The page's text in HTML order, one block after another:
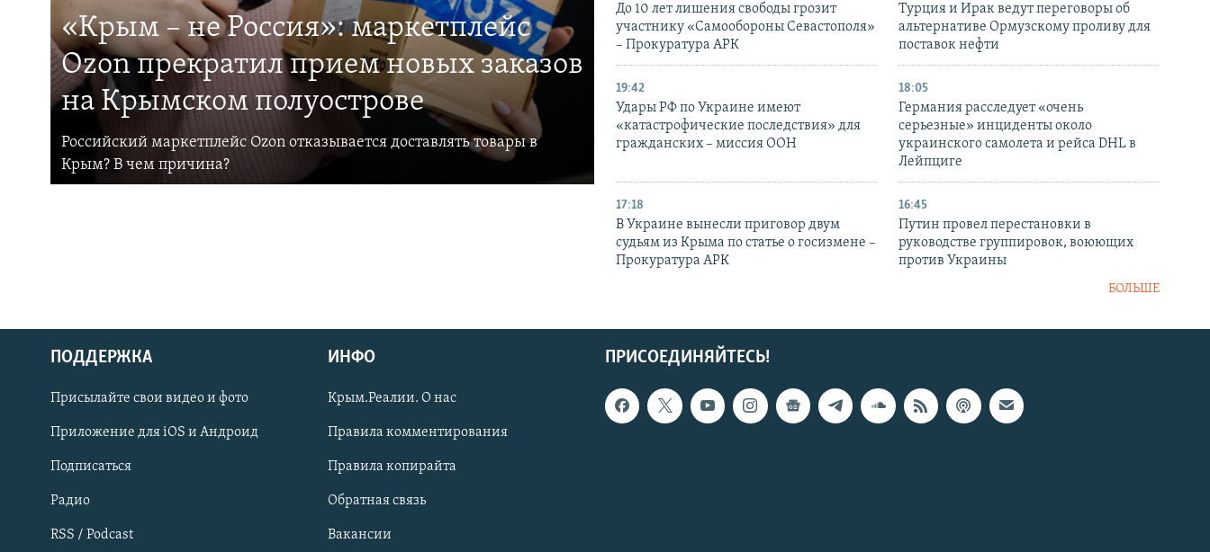
Українською
Qırımtatar
ПРИСОЕДИНЯЙТЕСЬ!
«Крым – не Россия»: маркетплейс
Ozon прекратил прием новых заказов
на Крымском полуострове
Российский маркетплейс Ozon отказывается доставлять товары в
Крым? В чем причина?
До 10 лет лишения свободы грозит
участнику «Самообороны Севастополя»
– Прокуратура АРК
Турция и Ирак ведут переговоры об
альтернативе Ормузскому проливу для
поставок нефти
19:42
Удары РФ по Украине имеют
«катастрофические последствия» для
гражданских – миссия ООН
18:05
Германия расследует «очень
серьезные» инциденты около
украинского самолета и рейса DHL в
Лейпциге
17:18
В Украине вынесли приговор двум
судьям из Крыма по статье о госизмене –
Прокуратура АРК
16:45
Путин провел перестановки в
руководстве группировок, воюющих
против Украины
БОЛЬШЕ
ПРИСОЕДИНЯЙТЕСЬ!
ПОДДЕРЖКА
Присылайте свои видео и фото
Приложение для iOS и Андроид
Подписаться
Радио
RSS / Podcast
ИНФО
Крым.Реалии. О нас
Правила комментирования
Правила копирайта
Обратная связь
Вакансии